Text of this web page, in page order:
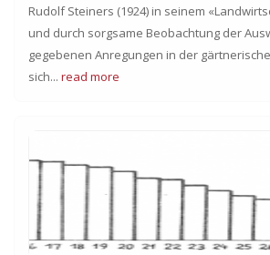
Rudolf Steiners (1924) in seinem
und durch sorgsame Beobachtung der
gegebenen Anregungen in der
sich... read more